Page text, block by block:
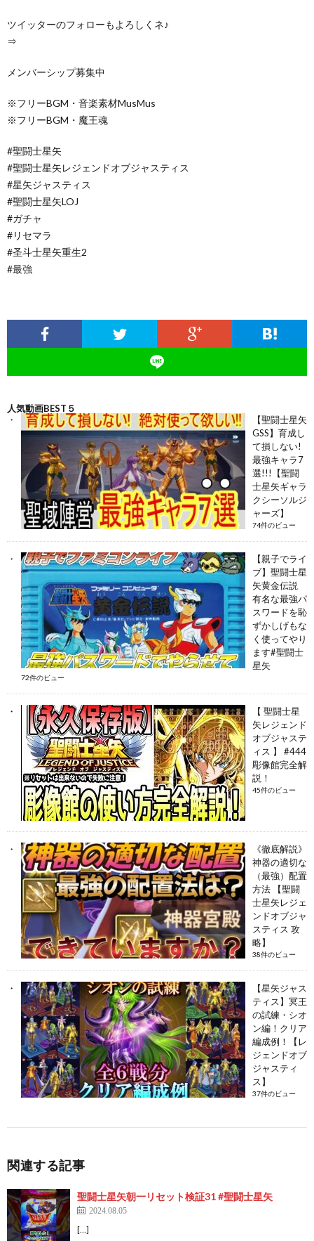
ツイッターのフォローもよろしくネ♪
⇒
メンバーシップ募集中
※フリーBGM・音楽素材MusMus
※フリーBGM・魔王魂
#聖闘士星矢
#聖闘士星矢レジェンドオブジャスティス
#星矢ジャスティス
#聖闘士星矢LOJ
#ガチャ
#リセマラ
#圣斗士星矢重生2
#最強
人気動画BEST５
【聖闘士星矢
GSS】育成し
て損しない!
最強キャラ7
選!!!【聖闘
士星矢ギャラ
クシーソルジ
ャーズ】
74件のビュー
【親子でライ
ブ】聖闘士星
矢黄金伝説
有名な最強パ
スワードを恥
ずかしげもな
く使ってやり
ます#聖闘士
星矢
72件のビュー
【 聖闘士星
矢レジェンド
オブジャステ
ィス 】 #444
彫像館完全解
説！
45件のビュー
《徹底解説》
神器の適切な
（最強）配置
方法 【聖闘
士星矢レジェ
ンドオブジャ
スティス 攻
略】
38件のビュー
【星矢ジャス
ティス】冥王
の試練・シオ
ン編！クリア
編成例！【レ
ジェンドオブ
ジャスティ
ス】
37件のビュー
関連する記事
聖闘士星矢朝一リセット検証31 #聖闘士星矢
2024.08.05
[…]